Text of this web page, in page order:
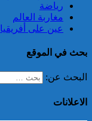
رياضة
مغاربة العالم
عين على أفريقيا
بحث في الموقع
البحث عن:
الاعلانات